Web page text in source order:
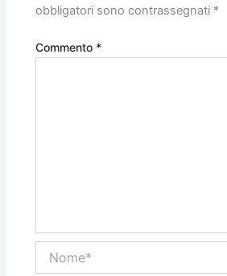
obbligatori sono contrassegnati *
Commento *